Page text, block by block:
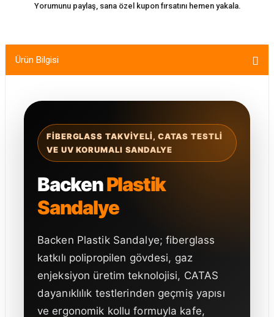
Yorumunu paylaş, sana özel kupon fırsatını hemen yakala.
Ürün Bilgisi
FIBERGLASS TAKVIYELI, CATAS TESTLI
VE UV KORUMALI SANDALYE
BackenPlastik
Sandalye
Backen Plastik Sandalye; fiberglass
katkılı polipropilen gövdesi, gaz
enjeksiyon üretim teknolojisi, CATAS
dayanıklılık testlerinden geçmiş yapısı
ve ergonomik kollu formuyla kafe,